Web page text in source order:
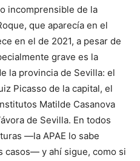
incomprensible de la
que aparecía en el
en el de 2021, a pesar de
grave es la
la provincia de Sevilla: el
Picasso de la capital, el
Matilde Casanova
de Sevilla. En todos
—la APAE lo sabe
casos— y ahí sigue, como si